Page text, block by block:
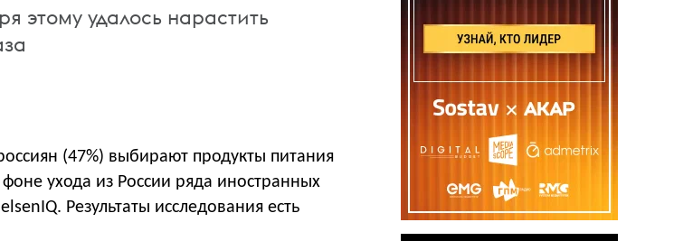
этому удалось нарастить
(47%) выбирают продукты питания
ухода из России ряда иностранных
Результаты исследования есть